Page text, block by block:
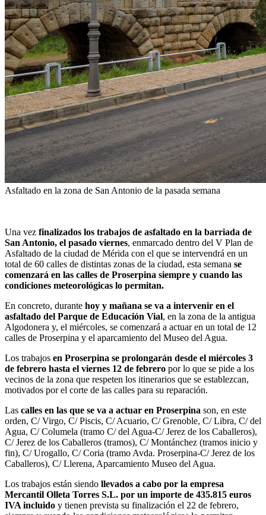
Asfaltado en la zona de San Antonio de la pasada semana
Una vez finalizados los trabajos de asfaltado en la barriada de
San Antonio, el pasado viernes, enmarcado dentro del V Plan de
Asfaltado de la ciudad de Mérida con el que se intervendrá en un
total de 60 calles de distintas zonas de la ciudad, esta semana se
comenzará en las calles de Proserpina siempre y cuando las
condiciones meteorológicas lo permitan.
En concreto, durante hoy y mañana se va a intervenir en el
asfaltado del Parque de Educación Vial, en la zona de la antigua
Algodonera y, el miércoles, se comenzará a actuar en un total de 12
calles de Proserpina y el aparcamiento del Museo del Agua.
Los trabajos en Proserpina se prolongarán desde el miércoles 3
de febrero hasta el viernes 12 de febrero por lo que se pide a los
vecinos de la zona que respeten los itinerarios que se establezcan,
motivados por el corte de las calles para su reparación.
Las calles en las que se va a actuar en Proserpina son, en este
orden, C/ Virgo, C/ Piscis, C/ Acuario, C/ Grenoble, C/ Libra, C/ del
Agua, C/ Columela (tramo C/ del Agua-C/ Jerez de los Caballeros),
C/ Jerez de los Caballeros (tramos), C/ Montánchez (tramos inicio y
fin), C/ Urogallo, C/ Coria (tramo Avda. Proserpina-C/ Jerez de los
Caballeros), C/ Llerena, Aparcamiento Museo del Agua.
Los trabajos están siendo llevados a cabo por la empresa
Mercantil Olleta Torres S.L. por un importe de 435.815 euros
IVA incluido y tienen prevista su finalización el 22 de febrero,